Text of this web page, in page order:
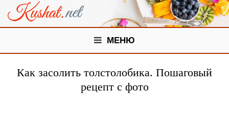
МЕНЮ
Как засолить толстолобика. Пошаговый
рецепт с фото